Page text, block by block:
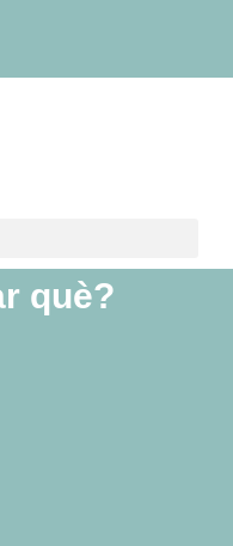
què?